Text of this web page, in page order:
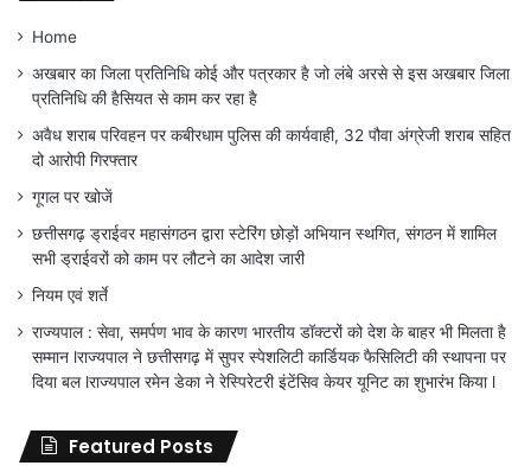
Home
अखबार का जिला प्रतिनिधि कोई और पत्रकार है जो लंबे अरसे से इस अखबार जिला
प्रतिनिधि की हैसियत से काम कर रहा है
अवैध शराब परिवहन पर कबीरधाम पुलिस की कार्यवाही, 32 पौवा अंग्रेजी शराब सहित
दो आरोपी गिरफ्तार
गूगल पर खोजें
छत्तीसगढ़ ड्राईवर महासंगठन द्वारा स्टेरिंग छोड़ों अभियान स्थगित, संगठन में शामिल
सभी ड्राईवरों को काम पर लौटने का आदेश जारी
नियम एवं शर्ते
राज्यपाल : सेवा, समर्पण भाव के कारण भारतीय डॉक्टरों को देश के बाहर भी मिलता है
सम्मान lराज्यपाल ने छत्तीसगढ़ में सुपर स्पेशलिटी कार्डियक फैसिलिटी की स्थापना पर
दिया बल lराज्यपाल रमेन डेका ने रेस्पिरेटरी इंटेंसिव केयर यूनिट का शुभारंभ किया l
Featured Posts